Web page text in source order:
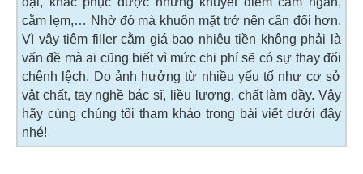
cằm lẹm,… Nhờ đó mà khuôn mặt trở nên cân đối hơn.
Vì vậy tiêm filler cằm giá bao nhiêu tiền không phải là
vấn đề mà ai cũng biết vì mức chi phí sẽ có sự thay đổi
chênh lệch. Do ảnh hưởng từ nhiều yếu tố như cơ sở
vật chất, tay nghề bác sĩ, liều lượng, chất làm đầy. Vậy
hãy cùng chúng tôi tham khảo trong bài viết dưới đây
nhé!